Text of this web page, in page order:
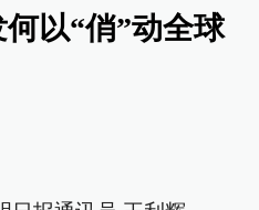
以“俏”动全球